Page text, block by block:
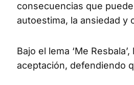
consecuencias que
autoestima, la ansiedad y
Bajo el lema ‘Me
aceptación, defendiendo